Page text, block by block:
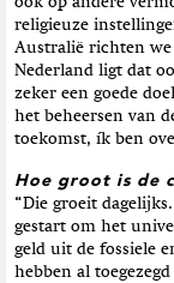
religieuze
Australië richten
Nederland ligt dat
zeker een goede
het beheersen van
toekomst, ík ben
Hoe groot is de
“Die groeit
gestart om het
geld uit de fossiele
hebben al